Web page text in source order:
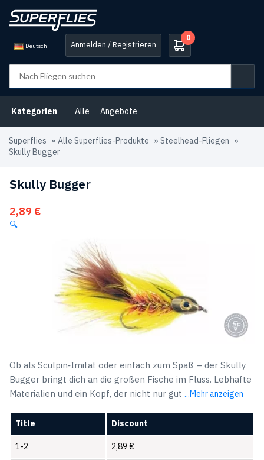
Deutsch Anmelden / Registrieren
0
Kategorien Alle Angebote
Superflies » Alle Superflies-Produkte » Steelhead-Fliegen »
Skully Bugger
Skully Bugger
2,89 €
🔍
Ob als Sculpin‑Imitat oder einfach zum Spaß – der Skully
Bugger bringt dich an die großen Fische im Fluss. Lebhafte
Materialien und ein Kopf, der nicht nur gut ...Mehr anzeigen
Title Discount
1-2 2,89 €